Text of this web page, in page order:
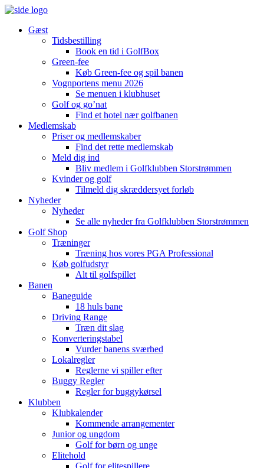
Gæst
Tidsbestilling
Book en tid i GolfBox
Green-fee
Køb Green-fee og spil banen
Vognportens menu 2026
Se menuen i klubhuset
Golf og go’nat
Find et hotel nær golfbanen
Medlemskab
Priser og medlemskaber
Find det rette medlemskab
Meld dig ind
Bliv medlem i Golfklubben Storstrømmen
Kvinder og golf
Tilmeld dig skræddersyet forløb
Nyheder
Nyheder
Se alle nyheder fra Golfklubben Storstrømmen
Golf Shop
Træninger
Træning hos vores PGA Professional
Køb golfudstyr
Alt til golfspillet
Banen
Baneguide
18 huls bane
Driving Range
Træn dit slag
Konverteringstabel
Vurder banens sværhed
Lokalregler
Reglerne vi spiller efter
Buggy Regler
Regler for buggykørsel
Klubben
Klubkalender
Kommende arrangementer
Junior og ungdom
Golf for børn og unge
Elitehold
Golf for elitespillere